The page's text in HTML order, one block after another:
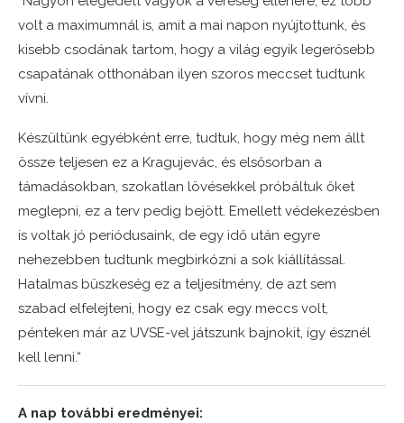
volt a maximumnál is, amit a mai napon nyújtottunk, és
kisebb csodának tartom, hogy a világ egyik legerősebb
csapatának otthonában ilyen szoros meccset tudtunk
vívni.
Készültünk egyébként erre, tudtuk, hogy még nem állt
össze teljesen ez a Kragujevác, és elsősorban a
támadásokban, szokatlan lövésekkel próbáltuk őket
meglepni, ez a terv pedig bejött. Emellett védekezésben
is voltak jó periódusaink, de egy idő után egyre
nehezebben tudtunk megbirkózni a sok kiállítással.
Hatalmas büszkeség ez a teljesítmény, de azt sem
szabad elfelejteni, hogy ez csak egy meccs volt,
pénteken már az UVSE-vel játszunk bajnokit, így észnél
kell lenni.“
A nap további eredményei: